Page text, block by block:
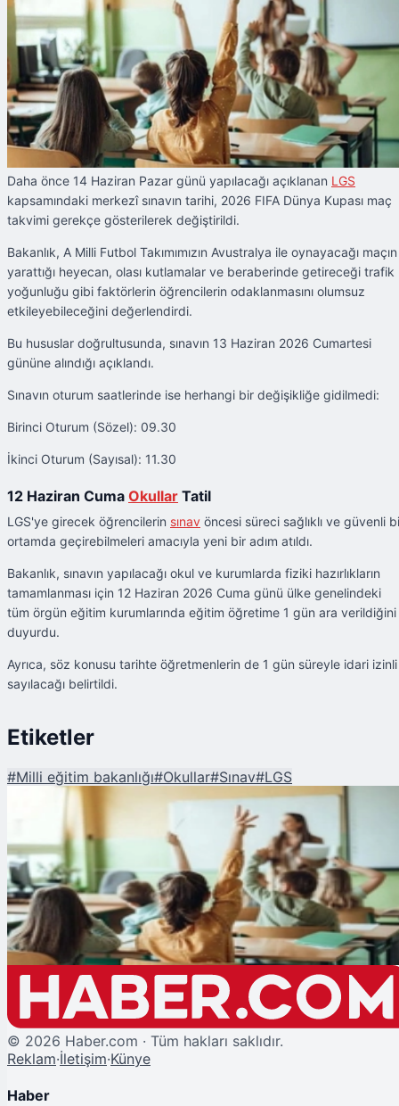
Daha önce 14 Haziran Pazar günü yapılacağı açıklanan LGS
kapsamındaki merkezî sınavın tarihi, 2026 FIFA Dünya Kupası maç
takvimi gerekçe gösterilerek değiştirildi.
Bakanlık, A Milli Futbol Takımımızın Avustralya ile oynayacağı maçın
yarattığı heyecan, olası kutlamalar ve beraberinde getireceği trafik
yoğunluğu gibi faktörlerin öğrencilerin odaklanmasını olumsuz
etkileyebileceğini değerlendirdi.
Bu hususlar doğrultusunda, sınavın 13 Haziran 2026 Cumartesi
gününe alındığı açıklandı.
Sınavın oturum saatlerinde ise herhangi bir değişikliğe gidilmedi:
Birinci Oturum (Sözel): 09.30
İkinci Oturum (Sayısal): 11.30
12 Haziran Cuma Okullar Tatil
LGS'ye girecek öğrencilerin sınav öncesi süreci sağlıklı ve güvenli
ortamda geçirebilmeleri amacıyla yeni bir adım atıldı.
Bakanlık, sınavın yapılacağı okul ve kurumlarda fiziki hazırlıkların
tamamlanması için 12 Haziran 2026 Cuma günü ülke genelindeki
tüm örgün eğitim kurumlarında eğitim öğretime 1 gün ara verildiğini
duyurdu.
Ayrıca, söz konusu tarihte öğretmenlerin de 1 gün süreyle idari izinli
sayılacağı belirtildi.
Etiketler
#Milli eğitim bakanlığı#Okullar#Sınav#LGS
MEB'den LGS ve Dünya Kupası Kararı: 12 Haziran'da Okullar Tatil
© 2026 Haber.com · Tüm hakları saklıdır.
Reklam·İletişim·Künye
Haber